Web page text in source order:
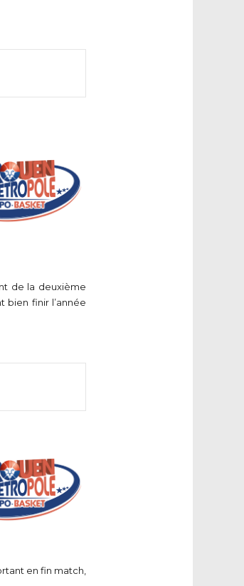
de la deuxième
bien finir l’année
en fin match,